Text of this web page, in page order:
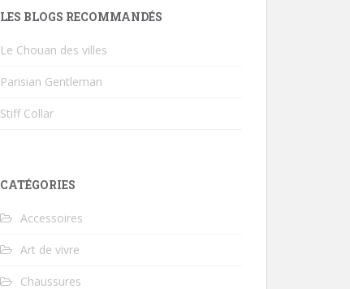
LES BLOGS RECOMMANDÉS
Le Chouan des villes
Parisian Gentleman
Stiff Collar
CATÉGORIES
Accessoires
Art de vivre
Chaussures